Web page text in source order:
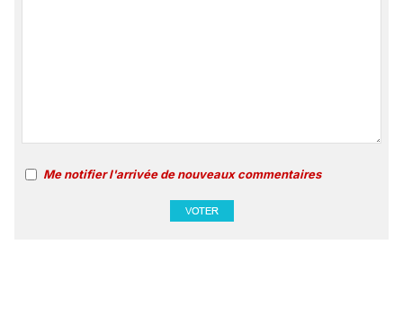
Me notifier l'arrivée de nouveaux commentaires